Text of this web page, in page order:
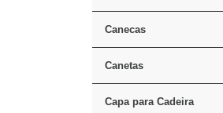
Canecas
Canetas
Capa para Cadeira